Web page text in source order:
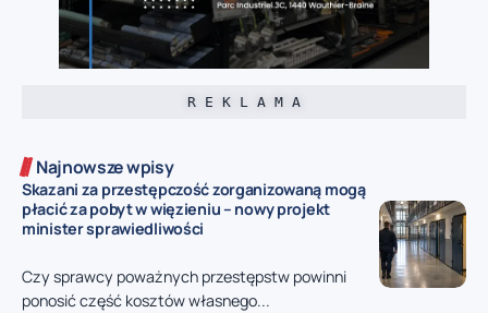
R E K L A M A
Najnowsze wpisy
Skazani za przestępczość zorganizowaną mogą
płacić za pobyt w więzieniu – nowy projekt
minister sprawiedliwości
Czy sprawcy poważnych przestępstw powinni
ponosić część kosztów własnego...